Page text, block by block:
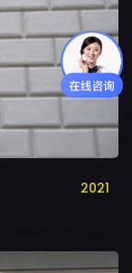
2021